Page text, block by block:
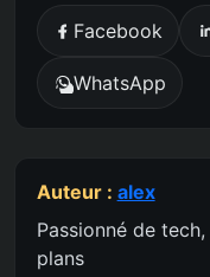
Facebook
WhatsApp
Auteur : alex
Passionné de
plans